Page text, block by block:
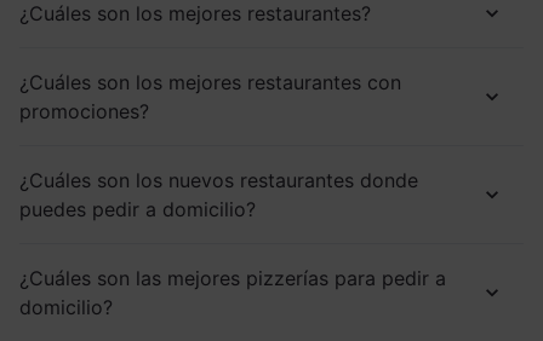
¿Cuáles son los mejores restaurantes?
¿Cuáles son los mejores restaurantes con
promociones?
¿Cuáles son los nuevos restaurantes donde
puedes pedir a domicilio?
¿Cuáles son las mejores pizzerías para pedir a
domicilio?